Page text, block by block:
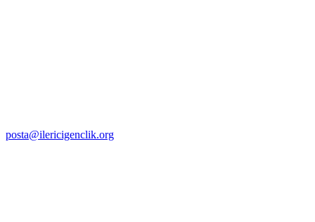
posta@ilericigenclik.org